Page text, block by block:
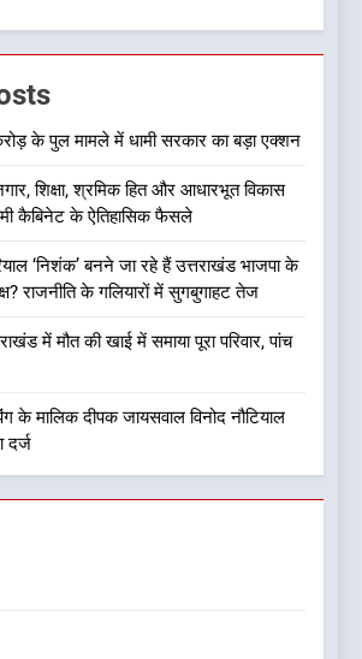
को भाजपा ने दी नई जिम्मेदारी ,इन पूर्व
देखें वीडियो:कांग्रेस का 2027 के
चुनाव जीतने पर फोकस पूरा, लेकिन
संगठन अभी भी अधूरा, कार्यकारिणी
को लेकर क्या बोले गोदियाल
उत्तराखण्ड
धामी सरकार का बड़ा एक्शन
के पुल मामले में धामी सरकार का बड़ा एक्शन
शिक्षा, श्रमिक हित और आधारभूत विकास
कैबिनेट के ऐतिहासिक फैसले
‘निशंक’ बनने जा रहे हैं उत्तराखंड भाजपा के
राजनीति के गलियारों में सुगबुगाहट तेज
में मौत की खाई में समाया पूरा परिवार, पांच
के मालिक दीपक जायसवाल विनोद नौटियाल
दर्ज